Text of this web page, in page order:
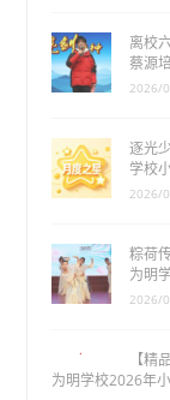
离校
蔡源
2026/
逐光
学校
2026/
粽荷
为明
2026/
【
为明